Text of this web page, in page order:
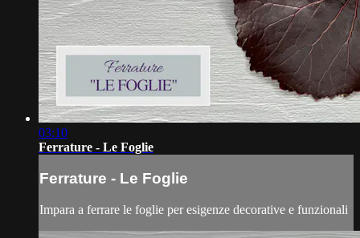
03:10
Ferrature - Le Foglie
Ferrature - Le Foglie
Impara a ferrare le foglie per esigenze decorative e funzionali